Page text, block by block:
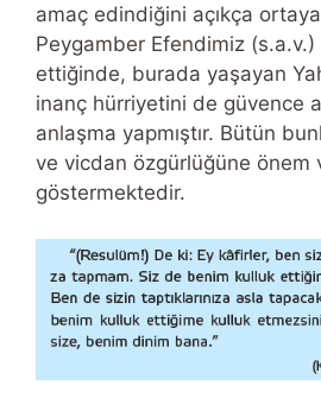
amaç edindiğini açıkça
Peygamber Efendimiz (s.a.v.)
ettiğinde, burada yaşayan
inanç hürriyetini de güvence
anlaşma yapmıştır. Bütün
ve vicdan özgürlüğüne önem
göstermektedir.